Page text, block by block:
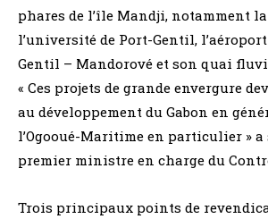
phares de l’île Mandji, notamment
l’université de Port-Gentil,
Gentil – Mandorové et son quai
« Ces projets de grande envergure
au développement du Gabon en
l’Ogooué-Maritime en particulier »
premier ministre en charge du
Trois principaux points de